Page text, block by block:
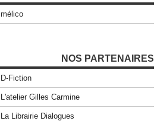
mélico
NOS PARTENAIRES
D-Fiction
L'atelier Gilles Carmine
La Librairie Dialogues